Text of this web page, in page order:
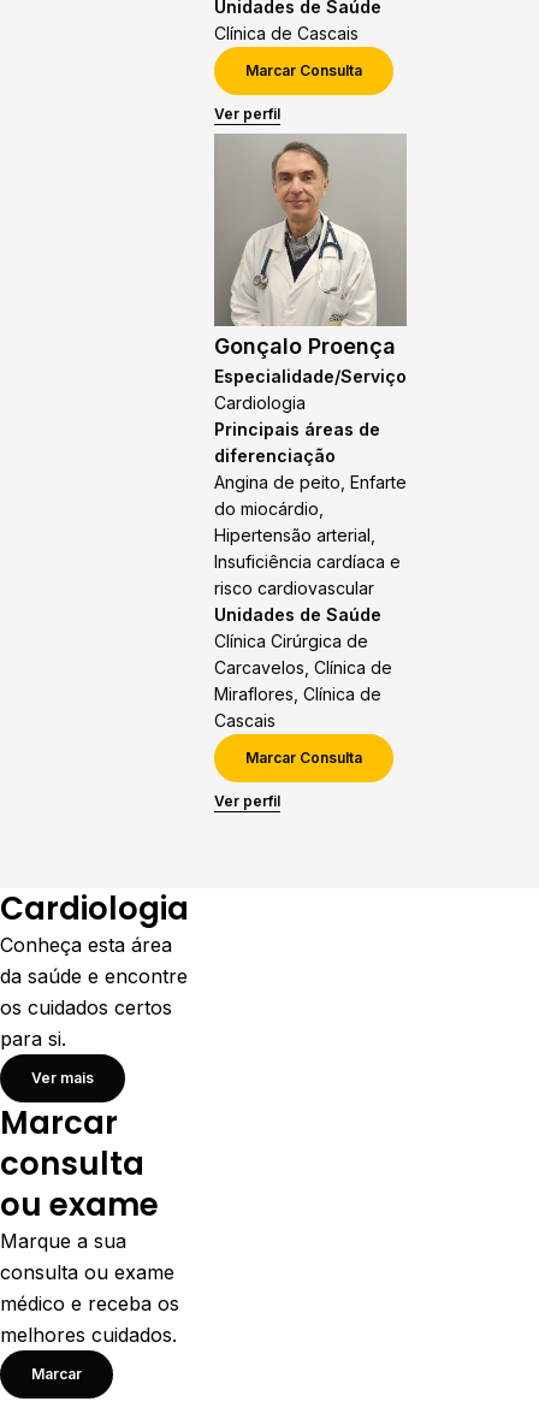
Unidades de Saúde
Clínica de Cascais
Marcar Consulta
Ver perfil
Gonçalo Proença
Especialidade/Serviço
Cardiologia
Principais áreas de
diferenciação
Angina de peito, Enfarte
do miocárdio,
Hipertensão arterial,
Insuficiência cardíaca e
risco cardiovascular
Unidades de Saúde
Clínica Cirúrgica de
Carcavelos, Clínica de
Miraflores, Clínica de
Cascais
Marcar Consulta
Ver perfil
Cardiologia
Conheça esta área
da saúde e encontre
os cuidados certos
para si.
Ver mais
Marcar
consulta
ou exame
Marque a sua
consulta ou exame
médico e receba os
melhores cuidados.
Marcar